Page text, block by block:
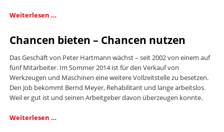
Weiterlesen …Rollstuhlfahrrad
Generation-
Gold-
Projekt
unter
Arminenfans
verlost.
Chancen bieten – Chancen nutzen
Das Geschäft von Peter Hartmann wächst – seit 2002 von einem auf
fünf Mitarbeiter. Im Sommer 2014 ist für den Verkauf von
Werkzeugen und Maschinen eine weitere Vollzeitstelle zu besetzen.
Den Job bekommt Bernd Meyer, Rehabilitant und lange arbeitslos.
Weil er gut ist und seinen Arbeitgeber davon überzeugen konnte.
Weiterlesen …Chancen